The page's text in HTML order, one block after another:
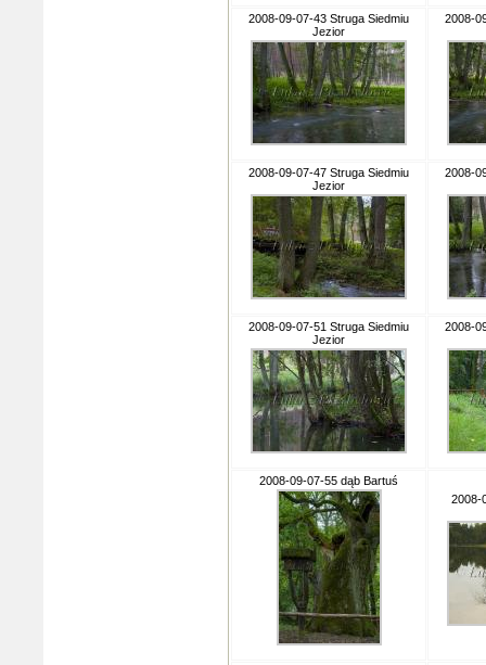
2008-09-07-43 Struga Siedmiu
Jezior
2008-
2008-09-07-47 Struga Siedmiu
Jezior
2008-
2008-09-07-51 Struga Siedmiu
Jezior
2008-
2008-09-07-55 dąb Bartuś
2008-